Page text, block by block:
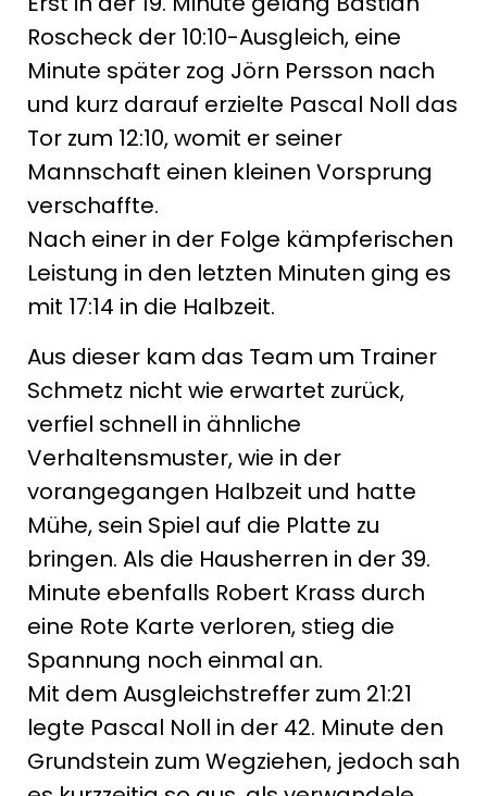
Roscheck der 10:10-Ausgleich, eine
Minute später zog Jörn Persson nach
und kurz darauf erzielte Pascal Noll das
Tor zum 12:10, womit er seiner
Mannschaft einen kleinen Vorsprung
verschaffte.
Nach einer in der Folge kämpferischen
Leistung in den letzten Minuten ging es
mit 17:14 in die Halbzeit.
Aus dieser kam das Team um Trainer
Schmetz nicht wie erwartet zurück,
verfiel schnell in ähnliche
Verhaltensmuster, wie in der
vorangegangen Halbzeit und hatte
Mühe, sein Spiel auf die Platte zu
bringen. Als die Hausherren in der 39.
Minute ebenfalls Robert Krass durch
eine Rote Karte verloren, stieg die
Spannung noch einmal an.
Mit dem Ausgleichstreffer zum 21:21
legte Pascal Noll in der 42. Minute den
Grundstein zum Wegziehen, jedoch sah